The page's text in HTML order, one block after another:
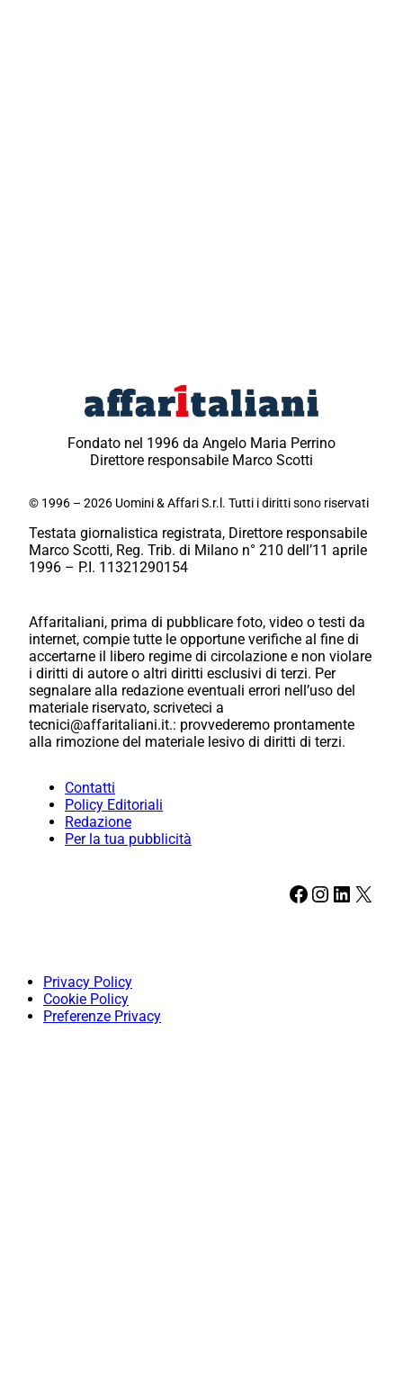
Fondato nel 1996 da Angelo Maria Perrino
Direttore responsabile Marco Scotti
© 1996 – 2026 Uomini & Affari S.r.l. Tutti i diritti sono riservati
Testata giornalistica registrata, Direttore responsabile
Marco Scotti, Reg. Trib. di Milano n° 210 dell’11 aprile
1996 – P.I. 11321290154
Affaritaliani, prima di pubblicare foto, video o testi da
internet, compie tutte le opportune verifiche al fine di
accertarne il libero regime di circolazione e non violare
i diritti di autore o altri diritti esclusivi di terzi. Per
segnalare alla redazione eventuali errori nell’uso del
materiale riservato, scriveteci a
tecnici@affaritaliani.it.: provvederemo prontamente
alla rimozione del materiale lesivo di diritti di terzi.
Contatti
Policy Editoriali
Redazione
Per la tua pubblicità
Facebook Instagram LinkedIn X
Privacy Policy
Cookie Policy
Preferenze Privacy